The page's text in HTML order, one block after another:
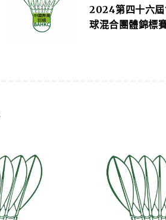
2024第四十六屆
球混合團體錦標